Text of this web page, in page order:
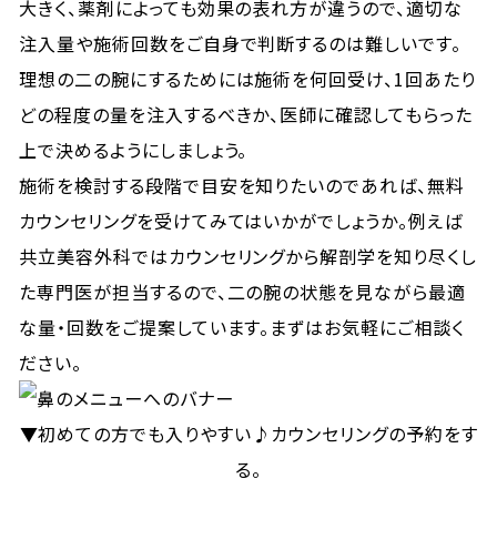
大きく、薬剤によっても効果の表れ方が違うので、適切な
注入量や施術回数をご自身で判断するのは難しいです。
理想の二の腕にするためには施術を何回受け、1回あたり
どの程度の量を注入するべきか、医師に確認してもらった
上で決めるようにしましょう。
施術を検討する段階で目安を知りたいのであれば、無料
カウンセリングを受けてみてはいかがでしょうか。例えば
共立美容外科ではカウンセリングから解剖学を知り尽くし
た専門医が担当するので、二の腕の状態を見ながら最適
な量・回数をご提案しています。まずはお気軽にご相談く
ださい。
▼初めての方でも入りやすい♪カウンセリングの予約をす
る。